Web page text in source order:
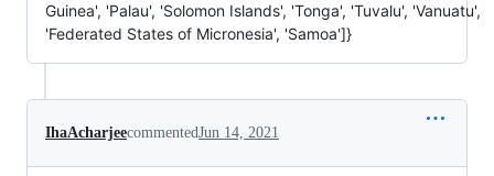
Guinea', 'Palau', 'Solomon Islands', 'Tonga', 'Tuvalu', 'Vanuatu',
'Federated States of Micronesia', 'Samoa']}
IhaAcharjeecommentedJun 14, 2021